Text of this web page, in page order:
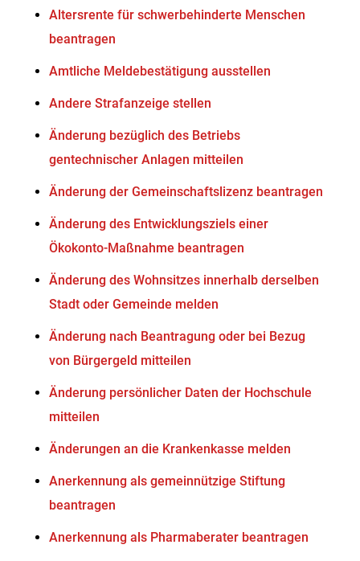
Altersrente für schwerbehinderte Menschen
beantragen
Amtliche Meldebestätigung ausstellen
Andere Strafanzeige stellen
Änderung bezüglich des Betriebs
gentechnischer Anlagen mitteilen
Änderung der Gemeinschaftslizenz beantragen
Änderung des Entwicklungsziels einer
Ökokonto-Maßnahme beantragen
Änderung des Wohnsitzes innerhalb derselben
Stadt oder Gemeinde melden
Änderung nach Beantragung oder bei Bezug
von Bürgergeld mitteilen
Änderung persönlicher Daten der Hochschule
mitteilen
Änderungen an die Krankenkasse melden
Anerkennung als gemeinnützige Stiftung
beantragen
Anerkennung als Pharmaberater beantragen